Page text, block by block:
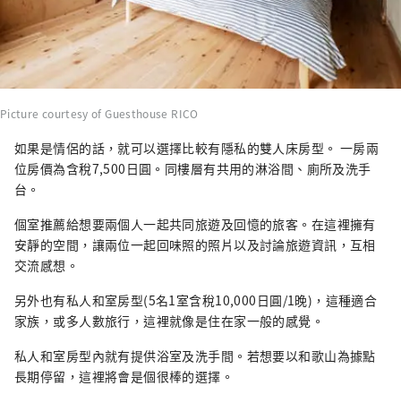
Picture courtesy of Guesthouse RICO
如果是情侶的話，就可以選擇比較有隱私的雙人床房型。 一房兩
位房價為含稅7,500日圓。同樓層有共用的淋浴間、廁所及洗手
台。
個室推薦給想要兩個人一起共同旅遊及回憶的旅客。在這裡擁有
安靜的空間，讓兩位一起回味照的照片以及討論旅遊資訊，互相
交流感想。
另外也有私人和室房型(5名1室含稅10,000日圓/1晚)，這種適合
家族，或多人數旅行，這裡就像是住在家一般的感覺。
私人和室房型內就有提供浴室及洗手間。若想要以和歌山為據點
長期停留，這裡將會是個很棒的選擇。